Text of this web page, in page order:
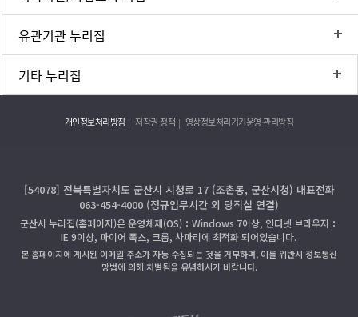
유관기관 누리집
기타 누리집
개인정보처리방침 저작권 정책 영상정보처리기기운영·관리방침
[54078] 전북특별자치도 군산시 시청로 17 (조촌동, 군산시청) 대표전화
063-454-4000 (정규업무시간 외 당직실 연결)
군산시 누리집(홈페이지)은 운영체제(OS)：Windows 7이상, 인터넷 브라우저：
IE 9이상, 파이어 폭스, 크롬, 사파리에 최적화 되어있습니다.
본 홈페이지에 게시된 이메일 주소가 자동 수집되는 것을 거부하며, 이를 위반시 정보통신
망법에 의해 처벌됨을 유념하시기 바랍니다.